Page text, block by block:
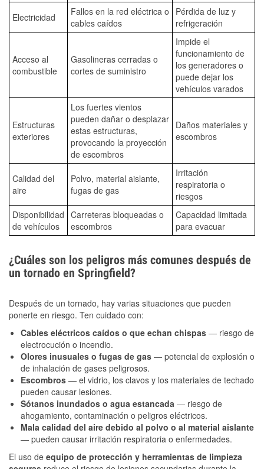
Electricidad
Fallos en la red eléctrica o
cables caídos
Pérdida de luz y
refrigeración
Acceso al
combustible
Gasolineras cerradas o
cortes de suministro
Impide el
funcionamiento de
los generadores o
puede dejar los
vehículos varados
Estructuras
exteriores
Los fuertes vientos
pueden dañar o desplazar
estas estructuras,
provocando la proyección
de escombros
Daños materiales y
escombros
Calidad del
aire
Polvo, material aislante,
fugas de gas
Irritación
respiratoria o
riesgos
Disponibilidad
de vehículos
Carreteras bloqueadas o
escombros
Capacidad limitada
para evacuar
¿Cuáles son los peligros más comunes después de
un tornado en Springfield?
Después de un tornado, hay varias situaciones que pueden
ponerte en riesgo. Ten cuidado con:
Cables eléctricos caídos o que echan chispas — riesgo de
electrocución o incendio.
Olores inusuales o fugas de gas — potencial de explosión o
de inhalación de gases peligrosos.
Escombros — el vidrio, los clavos y los materiales de techado
pueden causar lesiones.
Sótanos inundados o agua estancada — riesgo de
ahogamiento, contaminación o peligros eléctricos.
Mala calidad del aire debido al polvo o al material aislante
— pueden causar irritación respiratoria o enfermedades.
El uso de equipo de protección y herramientas de limpieza